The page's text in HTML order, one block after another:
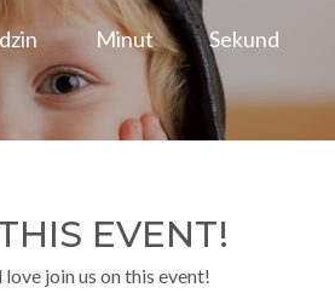
Minut Sekund
EVENT!
join us on this event!